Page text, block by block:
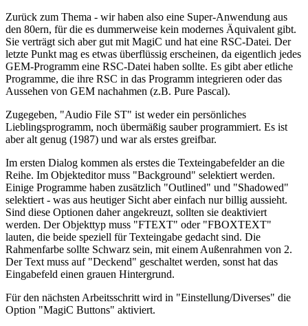
Zurück zum Thema - wir haben also eine Super-Anwendung aus
den 80ern, für die es dummerweise kein modernes Äquivalent gibt.
Sie verträgt sich aber gut mit MagiC und hat eine RSC-Datei. Der
letzte Punkt mag es etwas überflüssig erscheinen, da eigentlich jedes
GEM-Programm eine RSC-Datei haben sollte. Es gibt aber etliche
Programme, die ihre RSC in das Programm integrieren oder das
Aussehen von GEM nachahmen (z.B. Pure Pascal).
Zugegeben, "Audio File ST" ist weder ein persönliches
Lieblingsprogramm, noch übermäßig sauber programmiert. Es ist
aber alt genug (1987) und war als erstes greifbar.
Im ersten Dialog kommen als erstes die Texteingabefelder an die
Reihe. Im Objekteditor muss "Background" selektiert werden.
Einige Programme haben zusätzlich "Outlined" und "Shadowed"
selektiert - was aus heutiger Sicht aber einfach nur billig aussieht.
Sind diese Optionen daher angekreuzt, sollten sie deaktiviert
werden. Der Objekttyp muss "FTEXT" oder "FBOXTEXT"
lauten, die beide speziell für Texteingabe gedacht sind. Die
Rahmenfarbe sollte Schwarz sein, mit einem Außenrahmen von 2.
Der Text muss auf "Deckend" geschaltet werden, sonst hat das
Eingabefeld einen grauen Hintergrund.
Für den nächsten Arbeitsschritt wird in "Einstellung/Diverses" die
Option "MagiC Buttons" aktiviert.